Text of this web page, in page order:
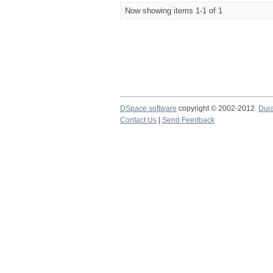
Now showing items 1-1 of 1
DSpace software copyright © 2002-2012
Contact Us
Send Feedback